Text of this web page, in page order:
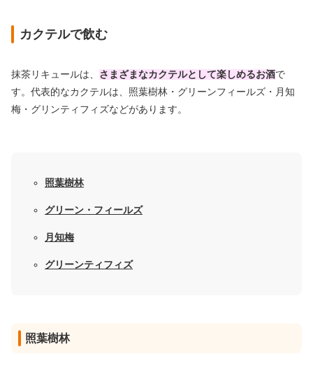
カクテルで飲む
抹茶リキュールは、 さまざまなカクテルとして楽しめるお酒で
す。代表的なカクテルは、照葉樹林・グリーンフィールズ・月知
梅・グリンティフィズなどがあります。
照葉樹林
グリーン・フィールズ
月知梅
グリーンティフィズ
照葉樹林